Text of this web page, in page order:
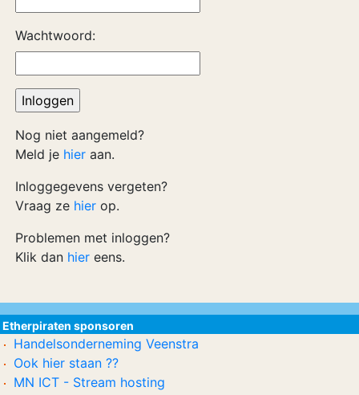
Wachtwoord:
Nog niet aangemeld?
Meld je hier aan.
Inloggegevens vergeten?
Vraag ze hier op.
Problemen met inloggen?
Klik dan hier eens.
Etherpiraten sponsoren
Handelsonderneming Veenstra
Ook hier staan ??
MN ICT - Stream hosting